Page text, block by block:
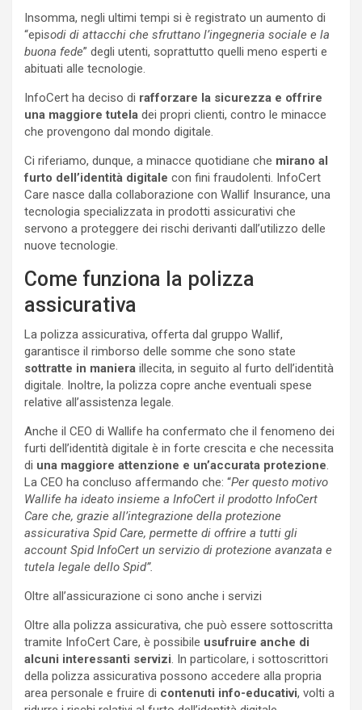
Insomma, negli ultimi tempi si è registrato un aumento di
“episodi di attacchi che sfruttano l’ingegneria sociale e la
buona fede” degli utenti, soprattutto quelli meno esperti e
abituati alle tecnologie.
InfoCert ha deciso di rafforzare la sicurezza e offrire
una maggiore tutela dei propri clienti, contro le minacce
che provengono dal mondo digitale.
Ci riferiamo, dunque, a minacce quotidiane che mirano al
furto dell’identità digitale con fini fraudolenti. InfoCert
Care nasce dalla collaborazione con Wallif Insurance, una
tecnologia specializzata in prodotti assicurativi che
servono a proteggere dei rischi derivanti dall’utilizzo delle
nuove tecnologie.
Come funziona la polizza
assicurativa
La polizza assicurativa, offerta dal gruppo Wallif,
garantisce il rimborso delle somme che sono state
sottratte in maniera illecita, in seguito al furto dell’identità
digitale. Inoltre, la polizza copre anche eventuali spese
relative all’assistenza legale.
Anche il CEO di Wallife ha confermato che il fenomeno dei
furti dell’identità digitale è in forte crescita e che necessita
di una maggiore attenzione e un’accurata protezione
La CEO ha concluso affermando che: “Per questo motivo
Wallife ha ideato insieme a InfoCert il prodotto InfoCert
Care che, grazie all’integrazione della protezione
assicurativa Spid Care, permette di offrire a tutti gli
account Spid InfoCert un servizio di protezione avanzata e
tutela legale dello Spid”.
Oltre all’assicurazione ci sono anche i servizi
Oltre alla polizza assicurativa, che può essere sottoscritta
tramite InfoCert Care, è possibile usufruire anche di
alcuni interessanti servizi . In particolare, i sottoscrittori
della polizza assicurativa possono accedere alla propria
area personale e fruire di contenuti info-educativi, volti a